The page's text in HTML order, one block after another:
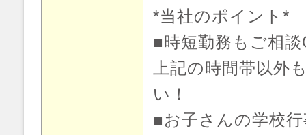
*当社のポイント*
■時短勤務もご相談
上記の時間帯以外
い！
■お子さんの学校